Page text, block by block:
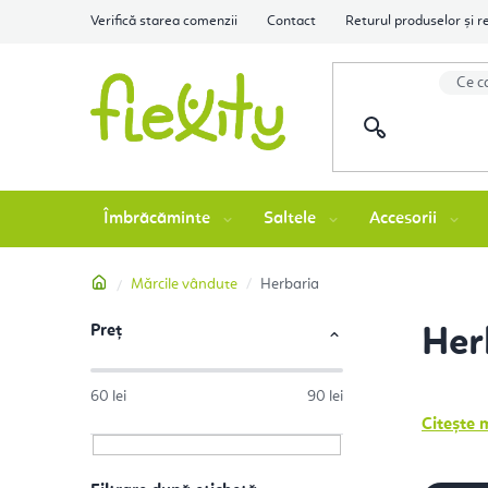
Verifică starea comenzii Contact Returul produselor și
Îmbrăcăminte Saltele Accesorii
AcasăMărcile vândute Herbaria
B
a
ă
Preţ
60 lei 90 lei
Citește